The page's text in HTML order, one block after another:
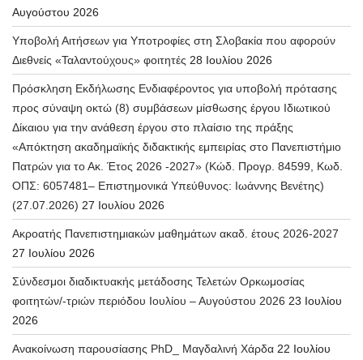
Αυγούστου 2026
Υποβολή Αιτήσεων για Υποτροφίες στη Σλοβακία που αφορούν
Διεθνείς «Ταλαντούχους» φοιτητές 28 Ιουλίου 2026
Πρόσκληση Εκδήλωσης Ενδιαφέροντος για υποβολή πρότασης
προς σύναψη οκτώ (8) συμβάσεων μίσθωσης έργου Ιδιωτικού
Δίκαιου για την ανάθεση έργου στο πλαίσιο της πράξης
«Απόκτηση ακαδημαϊκής διδακτικής εμπειρίας στο Πανεπιστήμιο
Πατρών για το Ακ. Έτος 2026 -2027» (Κώδ. Προγρ. 84599, Κωδ.
ΟΠΣ: 6057481– Επιστημονικά Υπεύθυνος: Ιωάννης Βενέτης)
(27.07.2026) 27 Ιουλίου 2026
Ακροατής Πανεπιστημιακών μαθημάτων ακαδ. έτους 2026-2027
27 Ιουλίου 2026
Σύνδεσμοι διαδικτυακής μετάδοσης Τελετών Ορκωμοσίας
φοιτητών/-τριών περιόδου Ιουλίου – Αυγούστου 2026 23 Ιουλίου
2026
Ανακοίνωση παρουσίασης PhD_ Μαγδαλινή Χάρδα 22 Ιουλίου